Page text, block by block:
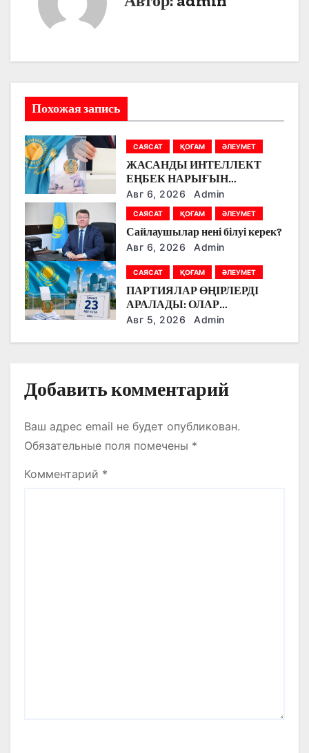
ц
я
п
о
з
а
п
и
с
я
Похожая запись
САЯСАТ ҚОҒАМ ӘЛЕУМЕТ
ЖАСАНДЫ ИНТЕЛЛЕКТ
ЕҢБЕК НАРЫҒЫН
ӨЗГЕРТУДЕ: ПАРТИЯЛАР
БІЛІМ БЕРУ МЕН БОЛАШАҚ
МАМАНДЫҚТАРДЫ
ТАЛҚЫЛАДЫ
Авг 6, 2026 Admin
САЯСАТ ҚОҒАМ ӘЛЕУМЕТ
Сайлаушылар нені білуі керек?
Авг 6, 2026 Admin
САЯСАТ ҚОҒАМ ӘЛЕУМЕТ
ПАРТИЯЛАР ӨҢІРЛЕРДІ
АРАЛАДЫ: ОЛАР
ДӘРІГЕРЛЕРМЕН,
ФЕРМЕРЛЕРМЕН ЖӘНЕ
Авг 5, 2026 Admin
Добавить комментарий
Ваш адрес email не будет опубликован.
Обязательные поля помечены *
Комментарий *